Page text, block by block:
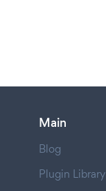
Main
Blog
Plugin Library